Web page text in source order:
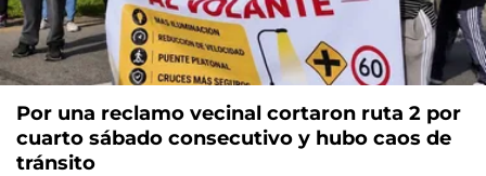
Por una reclamo vecinal cortaron ruta 2 por
cuarto sábado consecutivo y hubo caos de
tránsito